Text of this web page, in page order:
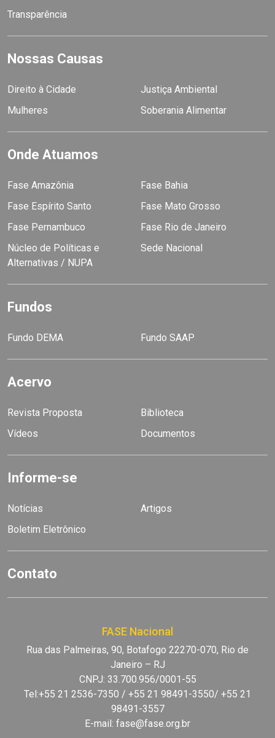
Transparência
Nossas Causas
Direito à Cidade
Justiça Ambiental
Mulheres
Soberania Alimentar
Onde Atuamos
Fase Amazônia
Fase Bahia
Fase Espírito Santo
Fase Mato Grosso
Fase Pernambuco
Fase Rio de Janeiro
Núcleo de Políticas e
Alternativas / NUPA
Sede Nacional
Fundos
Fundo DEMA Fundo SAAP
Acervo
Revista Proposta
Biblioteca
Vídeos
Documentos
Informe-se
Notícias
Artigos
Boletim Eletrônico
Contato
FASE Nacional
Rua das Palmeiras, 90, Botafogo 22270-070, Rio de
Janeiro – RJ
CNPJ: 33.700.956/0001-55
Tel:+55 21 2536-7350 / +55 21 98491-3550/ +55 21
98491-3557
E-mail: fase@fase.org.br